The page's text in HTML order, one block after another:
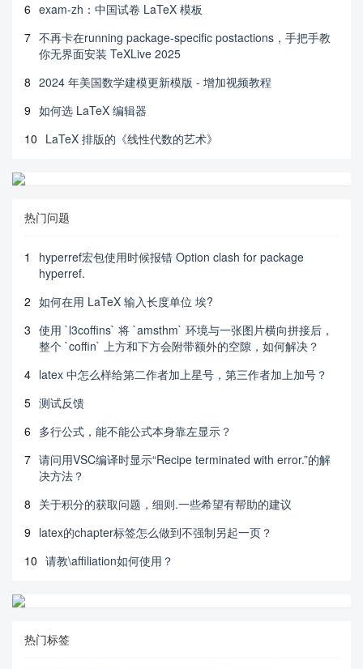
上面是在本网站下载的一个封面，编译提示：
xkeyval.sty: 错误: : Emergency stop.
工具是 texstudio ，新手请大家不吝赐教。不止是这一个，我
在咱们这个网站上下载的书籍封面编译都有这个错误！
6 exam-zh：中国试卷 LaTeX 模板
7 不再卡在running package-specific postactions，手把手教
你无界面安装 TeXLive 2025
8 2024 年美国数学建模更新模版 - 增加视频教程
9 如何选 LaTeX 编辑器
10 LaTeX 排版的《线性代数的艺术》
热门问题
1
hyperref宏包使用时候报错 Option clash for package
hyperref.
2 如何在用 LaTeX 输入长度单位 埃?
3 使用 `l3coffins` 将 `amsthm` 环境与一张图片横向拼接后，
整个 `coffin` 上方和下方会附带额外的空隙，如何解决？
4 latex 中怎么样给第二作者加上星号，第三作者加上加号？
5 测试反馈
6 多行公式，能不能公式本身靠左显示？
7 请问用VSC编译时显示“Recipe terminated with error.”的解
决方法？
8 关于积分的获取问题，细则.一些希望有帮助的建议
9 latex的chapter标签怎么做到不强制另起一页？
10 请教\affiliation如何使用？
热门标签